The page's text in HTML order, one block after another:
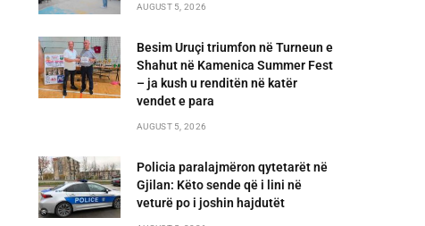
AUGUST 5, 2026
Besim Uruçi triumfon në Turneun e
Shahut në Kamenica Summer Fest
– ja kush u renditën në katër
vendet e para
AUGUST 5, 2026
Policia paralajmëron qytetarët në
Gjilan: Këto sende që i lini në
veturë po i joshin hajdutët